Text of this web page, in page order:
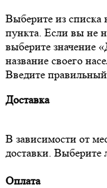
Выберите из списка
пункта. Если вы не
выберите значение
название своего
Введите
Доставка
В зависимости от
доставки.
Оплата